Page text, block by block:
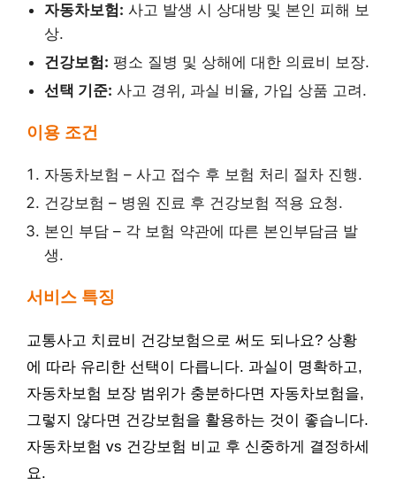
자동차보험: 사고 발생 시 상대방 및 본인 피해 보
상.
건강보험: 평소 질병 및 상해에 대한 의료비 보장.
선택 기준: 사고 경위, 과실 비율, 가입 상품 고려.
이용 조건
자동차보험 – 사고 접수 후 보험 처리 절차 진행.
건강보험 – 병원 진료 후 건강보험 적용 요청.
본인 부담 – 각 보험 약관에 따른 본인부담금 발
생.
서비스 특징
교통사고 치료비 건강보험으로 써도 되나요? 상황
에 따라 유리한 선택이 다릅니다. 과실이 명확하고,
자동차보험 보장 범위가 충분하다면 자동차보험을,
그렇지 않다면 건강보험을 활용하는 것이 좋습니다.
자동차보험 vs 건강보험 비교 후 신중하게 결정하세
요.